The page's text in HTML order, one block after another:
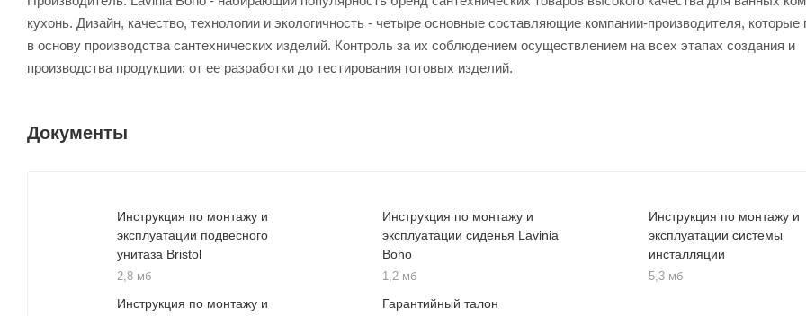
кухонь. Дизайн, качество, технологии и экологичность - четыре основные составляющие компании-производителя,
в основу производства сантехнических изделий. Контроль за их соблюдением осуществлением на всех этапах создания и
производства продукции: от ее разработки до тестирования готовых изделий.
Документы
Инструкция по монтажу и
эксплуатации подвесного
унитаза Bristol
2,8 мб
Инструкция по монтажу и
эксплуатации сиденья Lavinia
Boho
1,2 мб
Инструкция по монтажу и
эксплуатации системы
инсталляции
5,3 мб
Инструкция по монтажу и
Гарантийный талон